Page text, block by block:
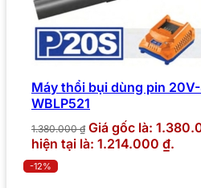
Máy thổi bụi dùng pin
WBLP521
1.380.000₫ Giá gốc là:
hiện tại là: 1.214.000 ₫.
-12%